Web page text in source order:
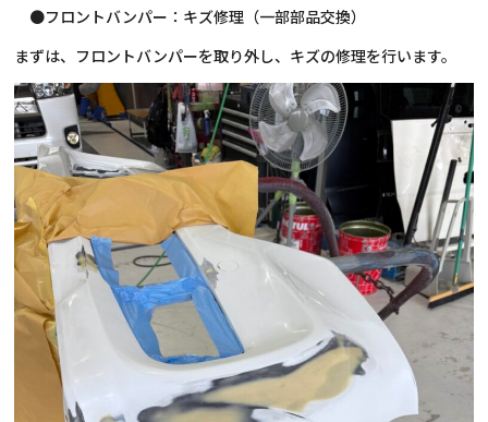
●フロントバンパー：キズ修理（一部部品交換）
まずは、フロントバンパーを取り外し、キズの修理を行います。